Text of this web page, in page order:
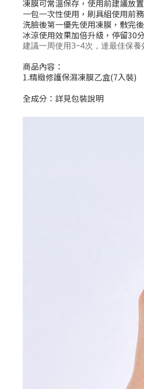
凍膜可常溫保存，使用前建議放
一包一次性使用，刷具組使用前
洗臉後第一優先使用凍膜，敷完
冰涼使用效果加倍升級，停留30
建議一周使用3~4次，達最佳保養
商品內容：
1.精緻修護保濕凍膜乙盒(7入裝)
全成分：詳見包裝說明